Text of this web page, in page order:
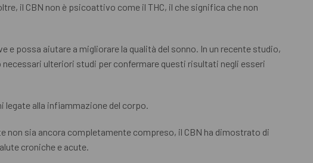
il CBN non è psicoattivo come il THC, il che significa che non
e possa aiutare a migliorare la qualità del sonno. In un recente studio,
ulteriori studi per confermare questi risultati negli esseri
alla infiammazione del corpo.
non sia ancora completamente compreso, il CBN ha dimostrato di
croniche e acute.